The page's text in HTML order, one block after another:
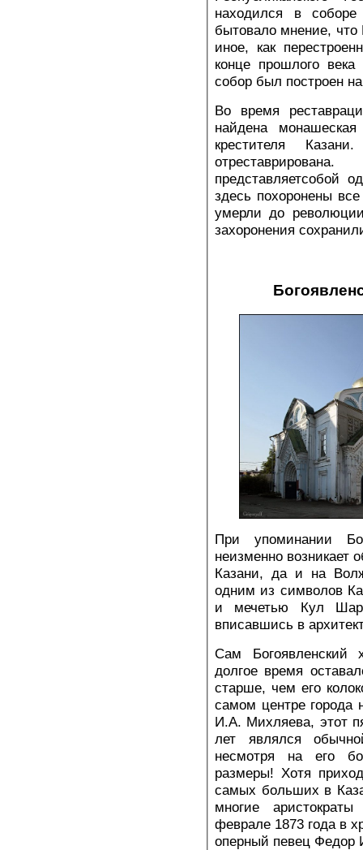
находился в
бытовало мнение, что
иное, как
конце прошлого века
собор был построен
Во время
найдена
крестителя
представляетсобой
здесь похоронены
умерли до
захоронения
При упоминании
неизменно возникает
Казани, да и на
одним из символов
и мечетью Кул
вписавшись в
Сам Богоявленский
долгое время
старше, чем его
самом центре города
И.А. Михляева, этот
лет являлся
несмотря на его
размеры! Хотя
самых больших в
многие
феврале 1873 года в
оперный певец Федор